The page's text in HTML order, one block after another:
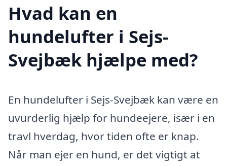
Hvad kan en
hundelufter i Sejs-
Svejbæk hjælpe med?
En hundelufter i Sejs-Svejbæk kan være en
uvurderlig hjælp for hundeejere, især i en
travl hverdag, hvor tiden ofte er knap.
Når man ejer en hund, er det vigtigt at